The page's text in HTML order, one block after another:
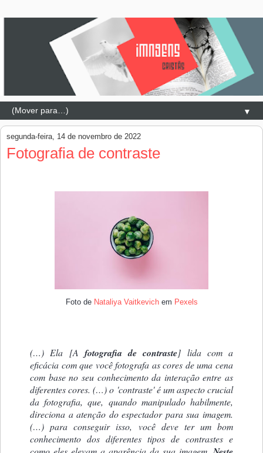
▼
segunda-feira, 14 de novembro de 2022
Fotografia de contraste
Foto de Nataliya Vaitkevichem Pexels
(…) Ela [A fotografia de contraste] lida com a
eficácia com que você fotografa as cores de uma cena
com base no seu conhecimento da interação entre as
diferentes cores. (…) o 'contraste' é um aspecto crucial
da fotografia, que, quando manipulado habilmente,
direciona a atenção do espectador para sua imagem.
(…) para conseguir isso, você deve ter um bom
conhecimento dos diferentes tipos de contrastes e